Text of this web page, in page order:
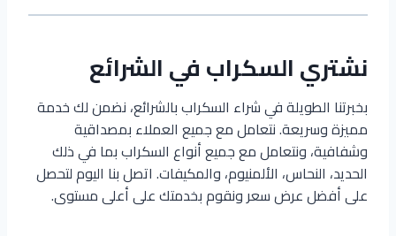
نشتري السكراب في الشرائع
بخبرتنا الطويلة في شراء السكراب بالشرائع، نضمن لك خدمة
مميزة وسريعة. نتعامل مع جميع العملاء بمصداقية
وشفافية، ونتعامل مع جميع أنواع السكراب بما في ذلك
الحديد، النحاس، الألمنيوم، والمكيفات. اتصل بنا اليوم لتحصل
على أفضل عرض سعر ونقوم بخدمتك على أعلى مستوى.